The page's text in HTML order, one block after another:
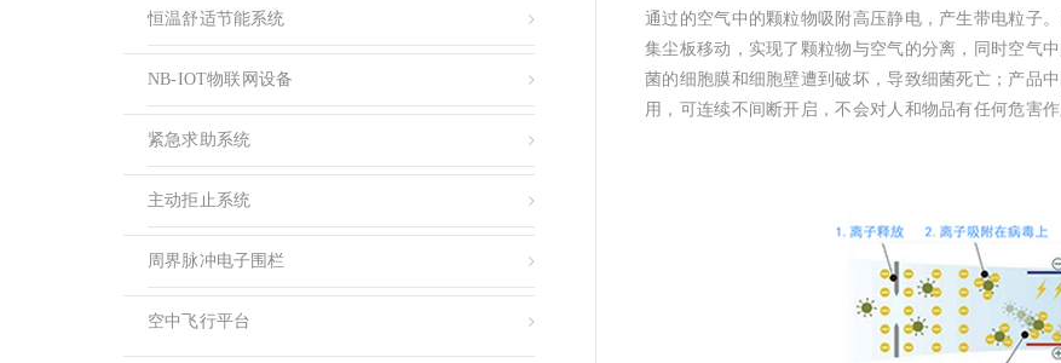
恒温舒适节能系统
NB-IOT物联网设备
紧急求助系统
主动拒止系统
周界脉冲电子围栏
空中飞行平台
通过的空气中的颗粒物吸附高压静电，产生带电粒子
集尘板移动，实现了颗粒物与空气的分离，同时空气
菌的细胞膜和细胞壁遭到破坏，导致细菌死亡；产品
用，可连续不间断开启，不会对人和物品有任何危害作